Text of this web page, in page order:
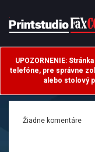
UPOZORNENIE:
telefóne, pre správne
alebo stolový
.
Žiadne komentáre